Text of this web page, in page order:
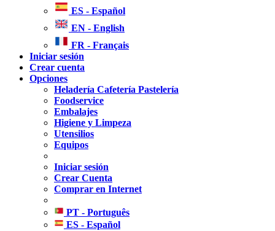
ES - Español
EN - English
FR - Français
Iniciar sesión
Crear cuenta
Opciones
Heladería Cafetería Pastelería
Foodservice
Embalajes
Higiene y Limpeza
Utensilios
Equipos
Iniciar sesión
Crear Cuenta
Comprar en Internet
PT - Português
ES - Español